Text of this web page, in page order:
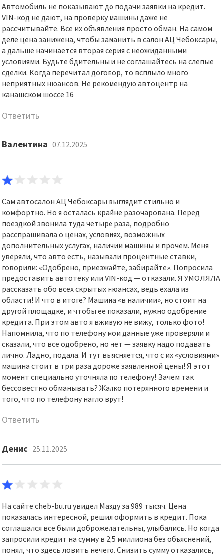
Автомобиль не показывают до подачи заявки на кредит.
VIN-код не дают, на проверку машины даже не
рассчитывайте. Все их объявления просто обман. На самом
деле цена занижена, чтобы заманить в салон АЦ Чебоксары,
а дальше начинается вторая серия с неожиданными
условиями. Будьте бдительны и не соглашайтесь на слепые
сделки. Когда перечитал договор, то всплыло много
неприятных нюансов. Не рекомендую автоцентр на
канашском шоссе 16
Ответить
Валентина 07.12.2025
Сам автосалон АЦ Чебоксары выглядит стильно и
комфортно. Но я осталась крайне разочарована. Перед
поездкой звонила туда четыре раза, подробно
расспрашивала о ценах, условиях, возможных
дополнительных услугах, наличии машины и прочем. Меня
уверяли, что авто есть, называли процентные ставки,
говорили: «Одобрено, приезжайте, забирайте». Попросила
предоставить автотеку или VIN-код — отказали. Я УМОЛЯЛА
рассказать обо всех скрытых нюансах, ведь ехала из
области! И что в итоге? Машина «в наличии», но стоит на
другой площадке, и чтобы ее показали, нужно одобрение
кредита. При этом авто я вживую не вижу, только фото!
Напомнила, что по телефону мои данные уже проверяли и
сказали, что все одобрено, но нет — заявку надо подавать
лично. Ладно, подала. И тут выясняется, что с их «условиями»
машина стоит в три раза дороже заявленной цены! Я этот
момент специально уточняла по телефону! Зачем так
бессовестно обманывать? Жалко потерянного времени и
того, что по телефону нагло врут!
Ответить
Денис 25.11.2025
На сайте cheb-bu.ru увидел Мазду за 989 тысяч. Цена
показалась интересной, решил оформить в кредит. Пока
соглашался все были доброжелательны, улыбались. Но когда
запросили кредит на сумму в 2,5 миллиона без объяснений,
понял, что здесь ловить нечего. Снизить сумму отказались,